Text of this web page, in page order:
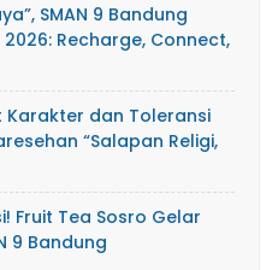
SMAN 9 Bandung
Recharge, Connect,
Karakter dan Toleransi
“Salapan Religi,
Fruit Tea Sosro Gelar
9 Bandung